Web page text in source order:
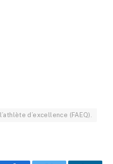
d’excellence (FAEQ).